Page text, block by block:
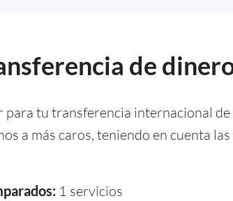
de
tu transferencia internacional de
a más caros, teniendo en cuenta
1 servicios